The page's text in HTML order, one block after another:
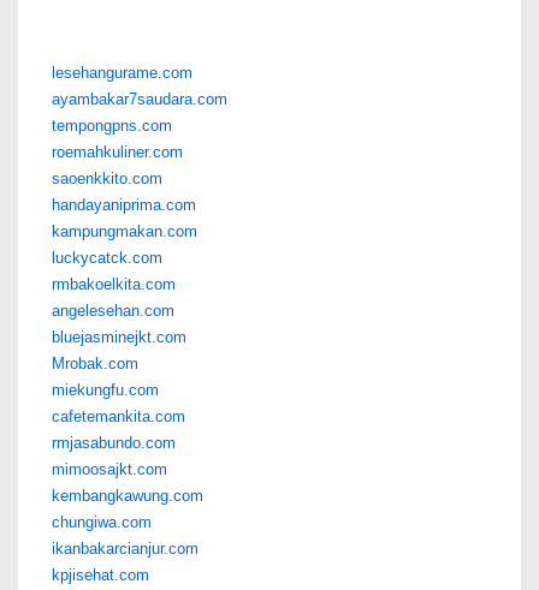
lesehangurame.com
ayambakar7saudara.com
tempongpns.com
roemahkuliner.com
saoenkkito.com
handayaniprima.com
kampungmakan.com
luckycatck.com
rmbakoelkita.com
angelesehan.com
bluejasminejkt.com
Mrobak.com
miekungfu.com
cafetemankita.com
rmjasabundo.com
mimoosajkt.com
kembangkawung.com
chungiwa.com
ikanbakarcianjur.com
kpjisehat.com